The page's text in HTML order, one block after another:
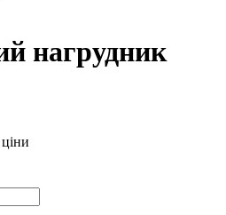
нагрудник